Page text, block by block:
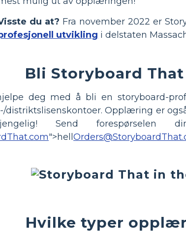
du at? Fra november 2022 er
utvikling i delstaten
Bli Storyboard
deg med å bli en storyboard-
distriktslisenskontoer. Opplæring er
Send forespørselen
">hell
Hvilke typer